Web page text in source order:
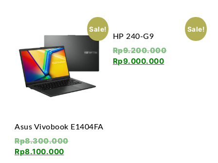
Sale!
Asus Vivobook E1404FA
Rp8.300.000
Rp8.100.000
Sale!
HP 240-G9
Rp9.200.000
Rp9.000.000